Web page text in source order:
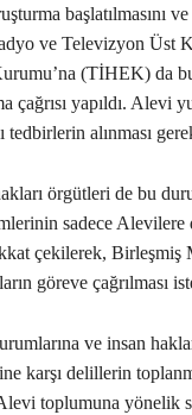
başlatılmasını
ve Televizyon
(TİHEK) da
çağrısı yapıldı. Alevi
tedbirlerin alınması
örgütleri de bu
sadece Alevilere
çekilerek,
göreve çağrılması
ve insan
karşı delillerin
toplumuna yönelik